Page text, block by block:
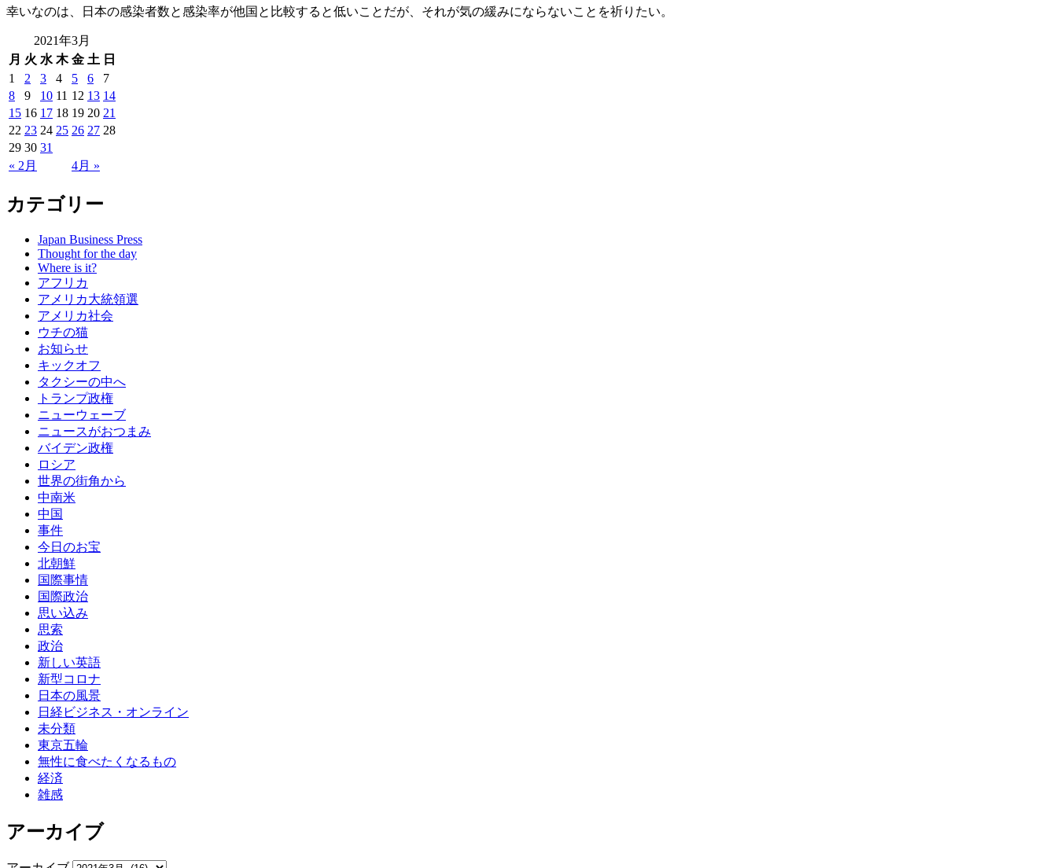
幸いなのは、日本の感染者数と感染率が他国と比較すると低いことだが、それが気の緩みにならないことを祈りたい。
2021年3月
月 火 水 木 金 土 日
« 2月 4月 »
1 2 3 4 5 6
7
8
9 10 11 12 13 14
15 16 17 18 19 20 21
22 23 24 25 26 27 28
29 30 31
カテゴリー
Japan Business Press
Thought for the day
Where is it?
アフリカ
アメリカ大統領選
アメリカ社会
ウチの猫
お知らせ
キックオフ
タクシーの中へ
トランプ政権
ニューウェーブ
ニュースがおつまみ
バイデン政権
ロシア
世界の街角から
中南米
中国
事件
今日のお宝
北朝鮮
国際事情
国際政治
思い込み
思索
政治
新しい英語
新型コロナ
日本の風景
日経ビジネス・オンライン
未分類
東京五輪
無性に食べたくなるもの
経済
雑感
アーカイブ